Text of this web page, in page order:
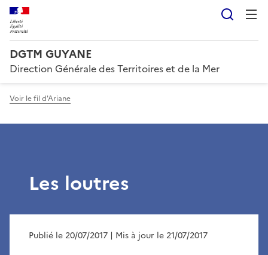
DGTM GUYANE
Direction Générale des Territoires et de la Mer
Voir le fil d'Ariane
Les loutres
Publié le 20/07/2017 | Mis à jour le 21/07/2017